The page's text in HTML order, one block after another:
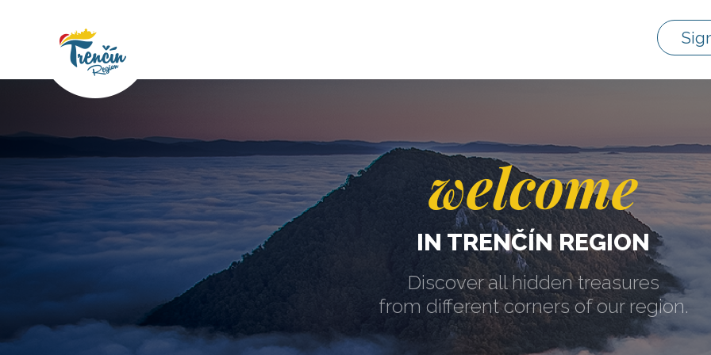
welcome
IN TRENČÍN REGION
Discover all hidden treasures
from different corners of our region.